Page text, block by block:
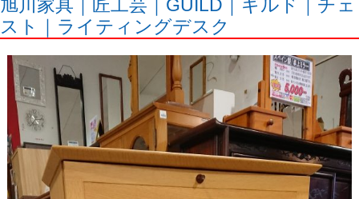
旭川家具｜匠工芸｜GUILD｜ギルド｜チェ
スト｜ライティングデスク